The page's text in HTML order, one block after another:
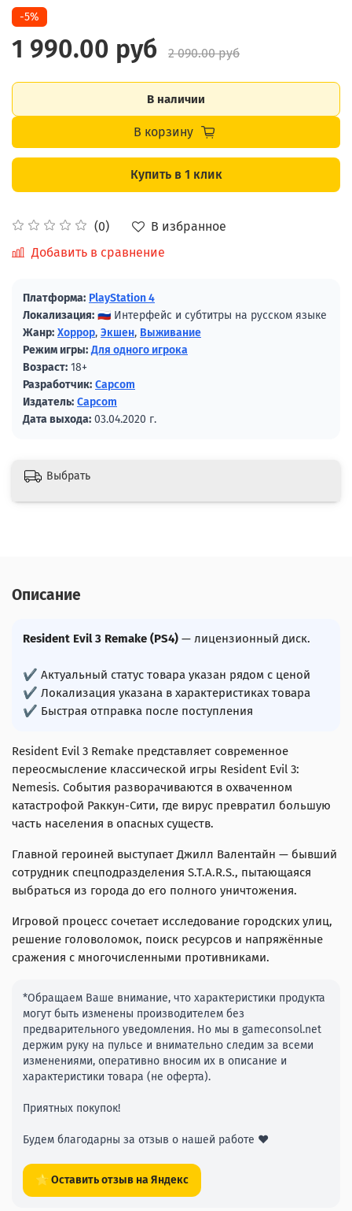
(0)
В избранное
Добавить в сравнение
-5%
1 990.00 руб 2 090.00 руб
В наличии
В корзину
Купить в 1 клик
Платформа: PlayStation 4
Локализация: 🇷🇺 Интерфейс и субтитры на русском языке
Жанр: Хоррор, Экшен, Выживание
Режим игры: Для одного игрока
Возраст: 18+
Разработчик: Capcom
Издатель: Capcom
Дата выхода: 03.04.2020 г.
Выбрать
Описание
Resident Evil 3 Remake (PS4) — лицензионный диск.
✔ Актуальный статус товара указан рядом с ценой
✔ Локализация указана в характеристиках товара
✔ Быстрая отправка после поступления
Resident Evil 3 Remake представляет современное
переосмысление классической игры Resident Evil 3:
Nemesis. События разворачиваются в охваченном
катастрофой Раккун-Сити, где вирус превратил большую
часть населения в опасных существ.
Главной героиней выступает Джилл Валентайн — бывший
сотрудник спецподразделения S.T.A.R.S., пытающаяся
выбраться из города до его полного уничтожения.
Игровой процесс сочетает исследование городских улиц,
решение головоломок, поиск ресурсов и напряжённые
сражения с многочисленными противниками.
*Обращаем Ваше внимание, что характеристики продукта
могут быть изменены производителем без
предварительного уведомления. Но мы в gameconsol.net
держим руку на пульсе и внимательно следим за всеми
изменениями, оперативно вносим их в описание и
характеристики товара (не оферта).
Приятных покупок!
Будем благодарны за отзыв о нашей работе ❤️
⭐ Оставить отзыв на Яндекс